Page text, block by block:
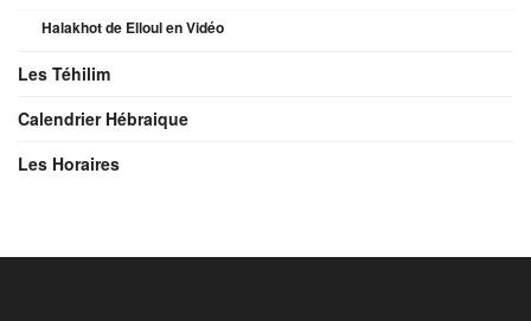
Halakhot de Elloul en Vidéo
Les Téhilim
Calendrier Hébraique
Les Horaires